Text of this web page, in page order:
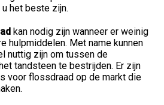
het beste zijn.
kan nodig zijn wanneer er weinig
hulpmiddelen. Met name kunnen
nuttig zijn om tussen de
tandsteen te bestrijden. Er zijn
voor flossdraad op de markt die